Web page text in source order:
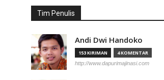
Tim Penulis
Andi Dwi Handoko
153 KIRIMAN 4 KOMENTAR
http://www.dapurimajinasi.com